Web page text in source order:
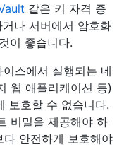
같은 키 자격 증
나 서버에서 암호화
이 좋습니다.
스에서 실행되는 네
웹 애플리케이션 등)
보호할 수 없습니다.
비밀을 제공해야 하
다 안전하게 보호해야